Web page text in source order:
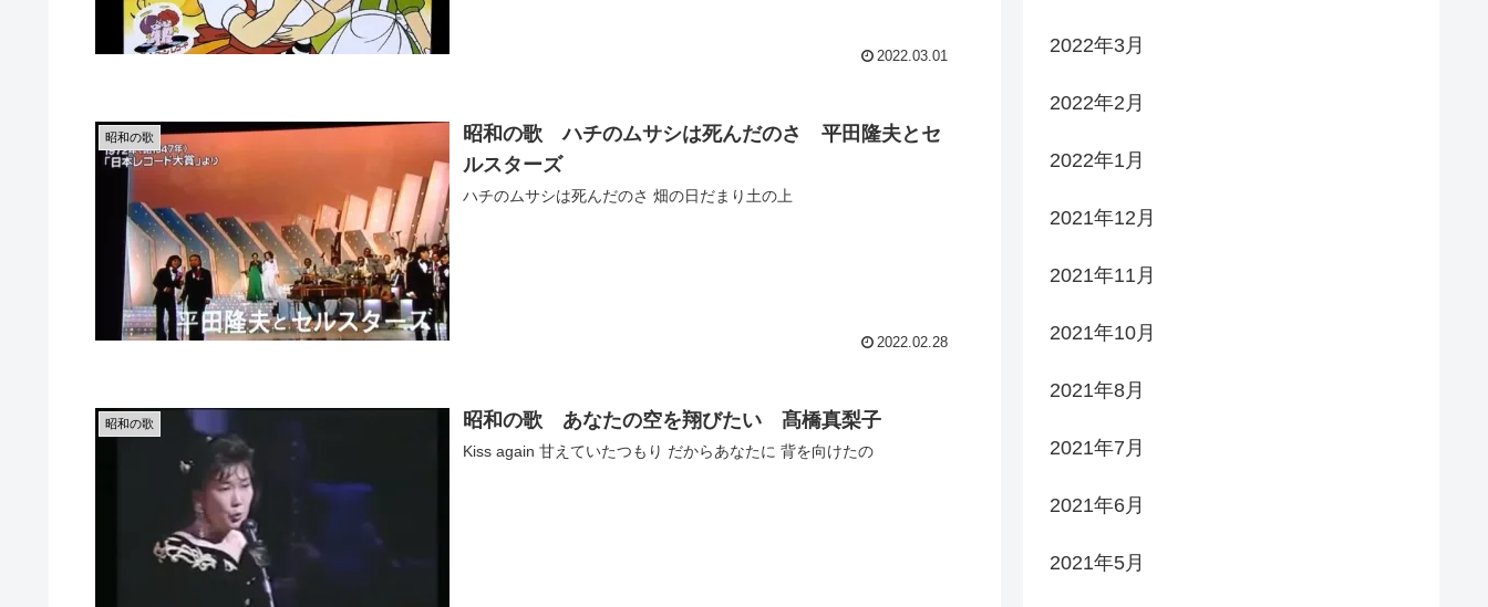
2022.03.01
昭和の歌
昭和の歌 ハチのムサシは死んだのさ 平田隆夫とセ
ルスターズ
ハチのムサシは死んだのさ 畑の日だまり土の上
2022.02.28
昭和の歌 昭和の歌 あなたの空を翔びたい 髙橋真梨子
Kiss again 甘えていたつもり だからあなたに 背を向けたの
2022年3月
2022年2月
2022年1月
2021年12月
2021年11月
2021年10月
2021年8月
2021年7月
2021年6月
2021年5月